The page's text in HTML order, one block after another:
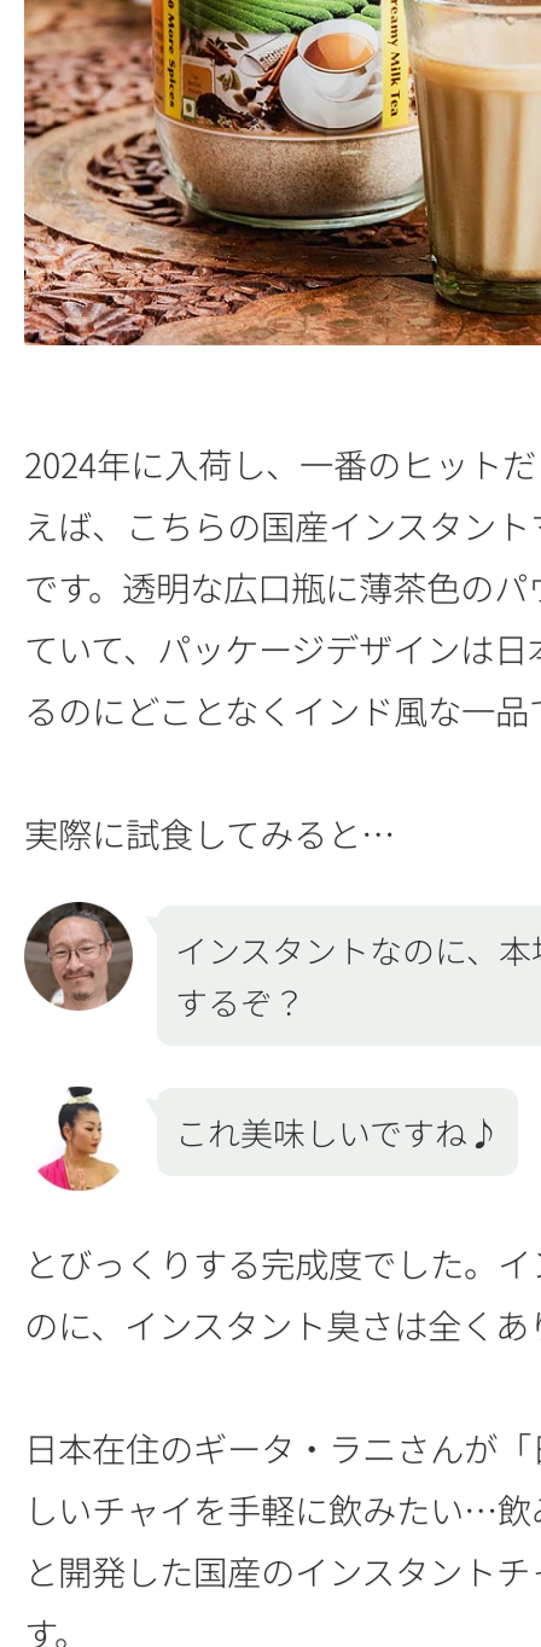
2024年に入荷し、一番のヒット
えば、こちらの国産インスタン
です。透明な広口瓶に薄茶色の
ていて、パッケージデザインは
るのにどことなくインド風な一品
実際に試食してみると…
インスタントなのに、
するぞ？
これ美味しいですね♪
とびっくりする完成度でした。
のに、インスタント臭さは全く
日本在住のギータ・ラニさんが
しいチャイを手軽に飲みたい…
と開発した国産のインスタント
す。